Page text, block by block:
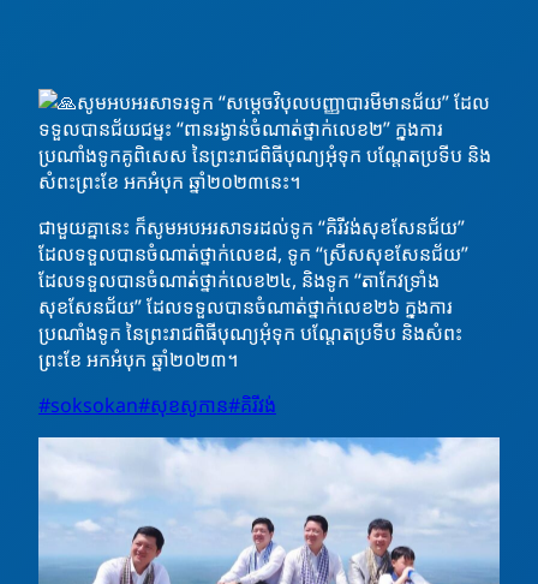
សូមអបអរសាទរទូក “សម្ដេចវិបុលបញ្ញាបារមីមានជ័យ” ដែល
ទទួលបានជ័យជម្នះ “ពានរង្វាន់ចំណាត់ថ្នាក់លេខ២” ក្នុងការ
ប្រណាំងទូកគូពិសេស នៃព្រះរាជពិធីបុណ្យអុំទុក បណ្ដែតប្រទីប និង
សំពះព្រះខែ អកអំបុក ឆ្នាំ២០២៣នេះ។
ជាមួយគ្នានេះ ក៏សូមអបអរសាទរដល់ទូក “គិរីវង់សុខសែនជ័យ”
ដែលទទួលបានចំណាត់ថ្នាក់លេខ៨, ទូក “ស្រីសសុខសែនជ័យ”
ដែលទទួលបានចំណាត់ថ្នាក់លេខ២៤, និងទូក “តាកែវទ្រាំង
សុខសែនជ័យ” ដែលទទួលបានចំណាត់ថ្នាក់លេខ២៦ ក្នុងការ
ប្រណាំងទូក នៃព្រះរាជពិធីបុណ្យអុំទុក បណ្ដែតប្រទីប និងសំពះ
ព្រះខែ អកអំបុក ឆ្នាំ២០២៣។
#soksokan#សុខសូកាន#គិរីវង់